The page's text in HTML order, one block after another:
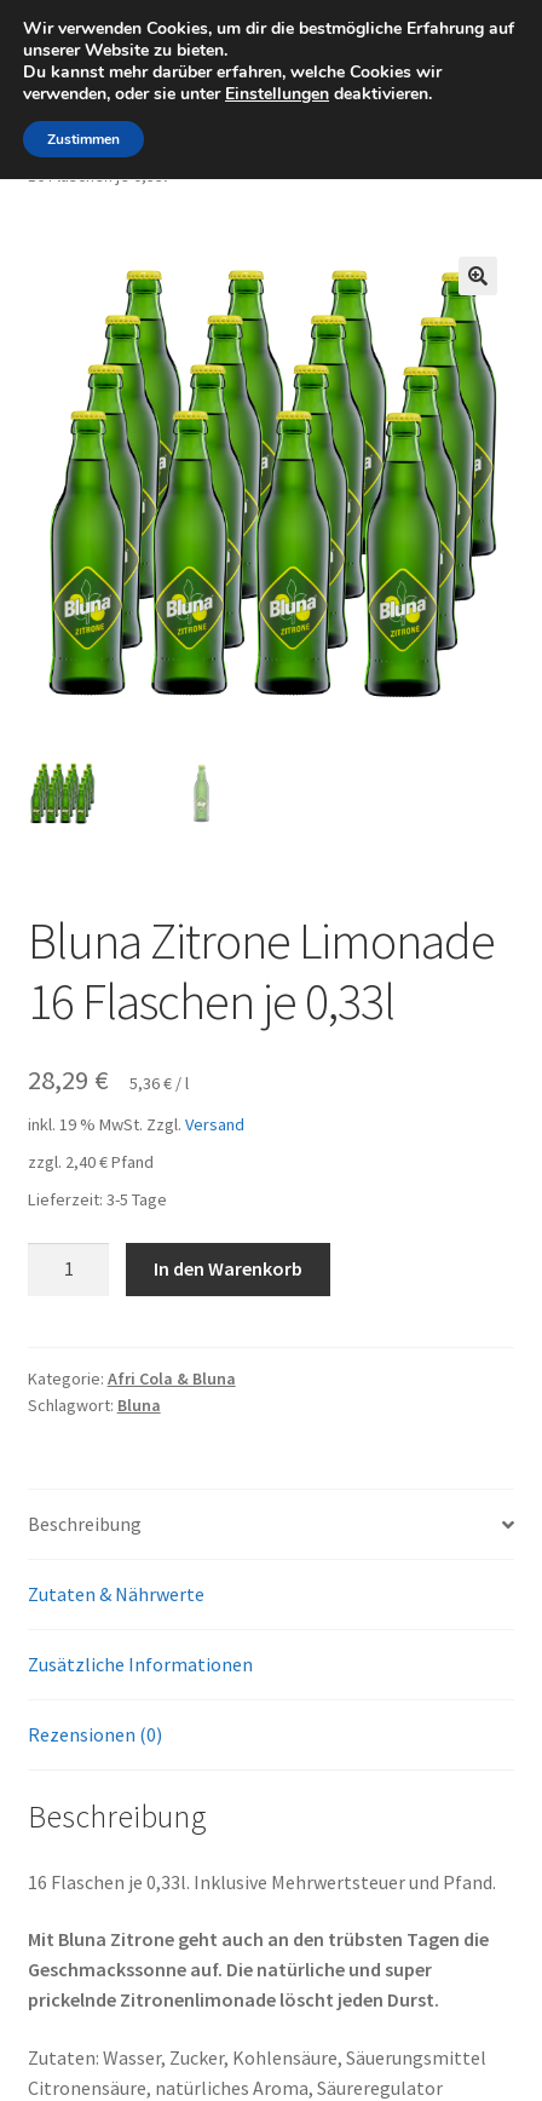
Zur
Navigation
springen
Zum
Inhalt
springen
Minigolfartikel
Shop
Mein Konto
Start Getränke
16 Flaschen je 0,33l
🔍
Bluna Zitrone Limonade
16 Flaschen je 0,33l
28,29 € 5,36€ /l
inkl. 19 % MwSt. Zzgl. Versand
zzgl. 2,40€Pfand
Lieferzeit: 3-5 Tage
Flaschen
je
In den Warenkorb
Kategorie: Afri Cola & Bluna
Schlagwort: Bluna
Beschreibung
Zutaten & Nährwerte
Zusätzliche Informationen
Rezensionen (0)
Beschreibung
16 Flaschen je 0,33l. Inklusive Mehrwertsteuer und Pfand.
Mit Bluna Zitrone geht auch an den trübsten Tagen die
Geschmackssonne auf. Die natürliche und super
prickelnde Zitronenlimonade löscht jeden Durst.
Zutaten: Wasser, Zucker, Kohlensäure, Säuerungsmittel
Citronensäure, natürliches Aroma, Säureregulator
Wir verwenden Cookies, um dir die bestmögliche Erfahrung auf
unserer Website zu bieten.
Du kannst mehr darüber erfahren, welche Cookies wir
verwenden, oder sie unter Einstellungen deaktivieren.
Zustimmen